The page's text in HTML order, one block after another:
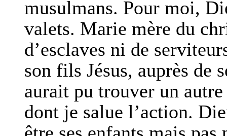
musulmans. Pour moi,
valets. Marie mère du
d’esclaves ni de
son fils Jésus, auprès de
aurait pu trouver un
dont je salue l’action.